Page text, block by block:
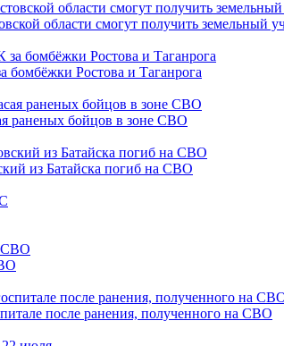
области смогут получить земельный
Ростова и Таганрога
раненых бойцов в зоне СВО
из Батайска погиб на СВО
после ранения, полученного на СВО